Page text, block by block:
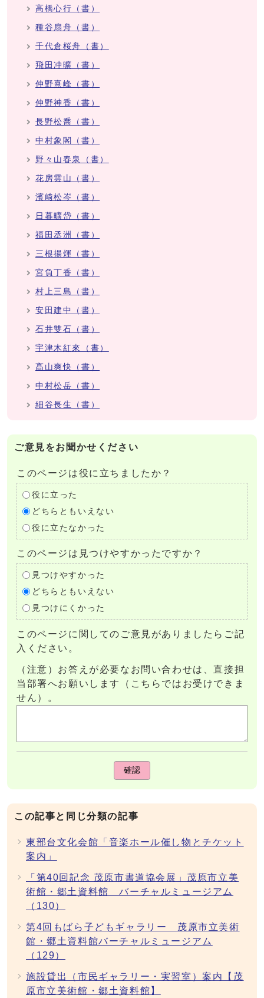
高橋心行（書）
種谷扇舟（書）
千代倉桜舟（書）
飛田冲曠（書）
仲野熹峰（書）
仲野神香（書）
長野松喬（書）
中村象閣（書）
野々山春泉（書）
花房雲山（書）
濱﨑松岑（書）
日暮曠岱（書）
福田丞洲（書）
三根揚煇（書）
宮負丁香（書）
村上三島（書）
安田建中（書）
石井雙石（書）
宇津木紅來（書）
髙山爽快（書）
中村松岳（書）
細谷長生（書）
ご意見をお聞かせください
このページは役に立ちましたか？
役に立った
どちらともいえない
役に立たなかった
このページは見つけやすかったですか？
見つけやすかった
どちらともいえない
見つけにくかった
このページに関してのご意見がありましたらご記
入ください。
（注意）お答えが必要なお問い合わせは、直接担
当部署へお願いします（こちらではお受けできま
せん）。
確認
この記事と同じ分類の記事
東部台文化会館「音楽ホール催し物とチケット
案内」
「第40回記念 茂原市書道協会展」茂原市立美
術館・郷土資料館 バーチャルミュージアム
（130）
第4回もばら子どもギャラリー 茂原市立美術
館・郷土資料館バーチャルミュージアム
（129）
施設貸出（市民ギャラリー・実習室）案内【茂
原市立美術館・郷土資料館】